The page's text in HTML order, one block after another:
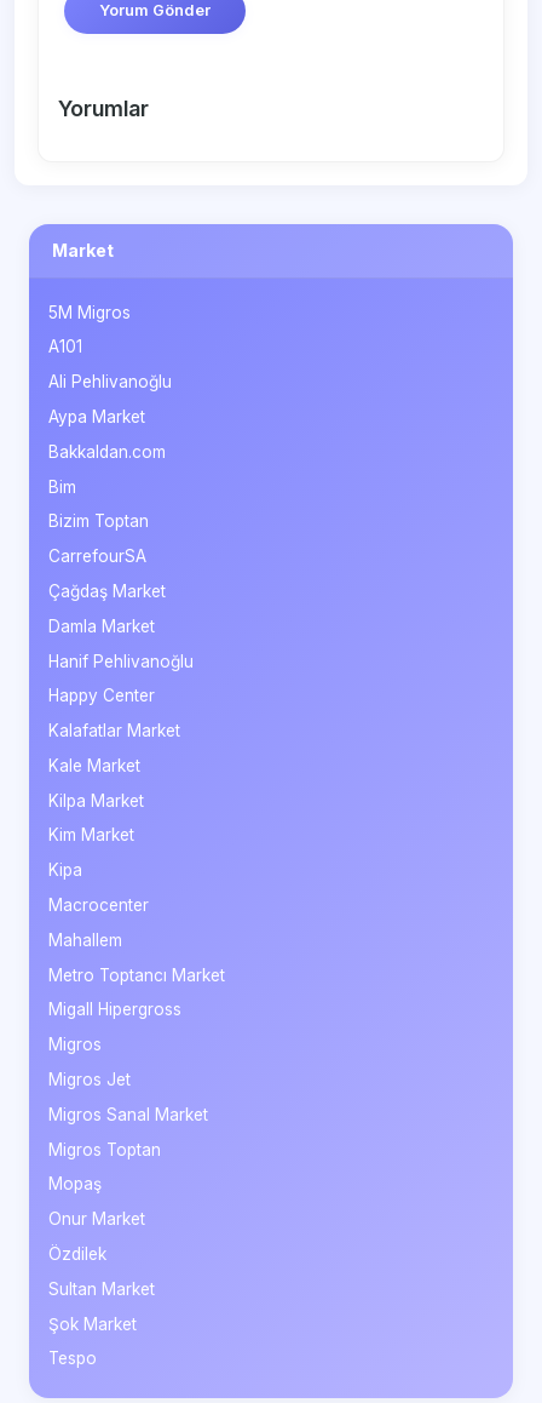
Yorum Gönder
Yorumlar
Market
5M Migros
A101
Ali Pehlivanoğlu
Aypa Market
Bakkaldan.com
Bim
Bizim Toptan
CarrefourSA
Çağdaş Market
Damla Market
Hanif Pehlivanoğlu
Happy Center
Kalafatlar Market
Kale Market
Kilpa Market
Kim Market
Kipa
Macrocenter
Mahallem
Metro Toptancı Market
Migall Hipergross
Migros
Migros Jet
Migros Sanal Market
Migros Toptan
Mopaş
Onur Market
Özdilek
Sultan Market
Şok Market
Tespo